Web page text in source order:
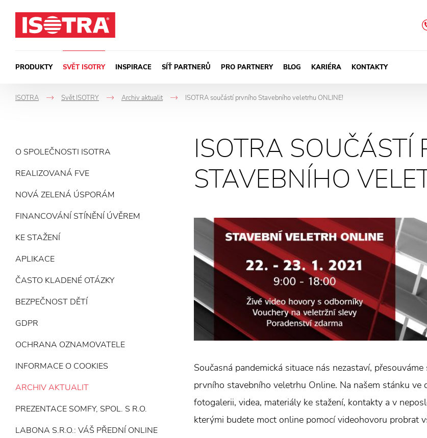
PRODUKTY SVĚT ISOTRY INSPIRACE SÍŤ PARTNERŮ PRO PARTNERY BLOG KARIÉRA KONTAKTY
ISOTRA
->
Svět ISOTRY
->
Archiv aktualit ISOTRA součástí prvního Stavebního veletrhu ONLINE!
O SPOLEČNOSTI ISOTRA
REALIZOVANÁ FVE
NOVÁ ZELENÁ ÚSPORÁM
FINANCOVÁNÍ STÍNĚNÍ ÚVĚREM
KE STAŽENÍ
APLIKACE
ČASTO KLADENÉ OTÁZKY
BEZPEČNOST DĚTÍ
GDPR
OCHRANA OZNAMOVATELE
INFORMACE O COOKIES
ARCHIV AKTUALIT
PREZENTACE SOMFY, SPOL. S R.O.
LABONA S.R.O.: VÁŠ PŘEDNÍ ONLINE
ISOTRA SOUČÁSTÍ
STAVEBNÍHO
Současná pandemická situace nás nezastaví,
prvního stavebního veletrhu Online. Na našem stánku ve
fotogalerii, videa, materiály ke stažení, kontakty a v
kterými budete moct online pomocí videohovoru probrat